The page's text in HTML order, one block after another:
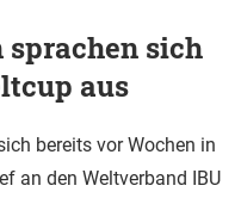
sprachen sich
aus
bereits vor Wochen in
an den Weltverband IBU